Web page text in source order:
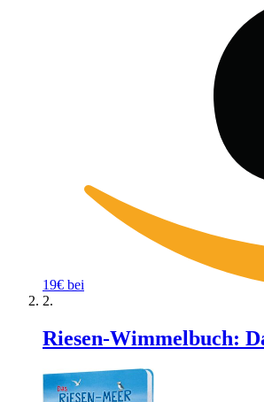
19€ bei
Riesen-Wimmelbuch: